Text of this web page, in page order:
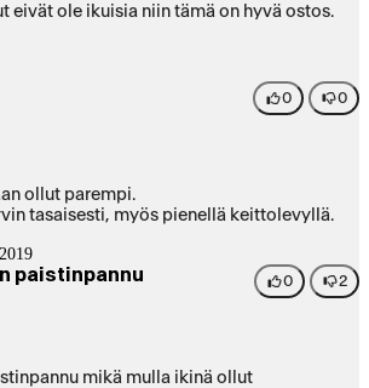
eivät ole ikuisia niin tämä on hyvä ostos.
0 0
ollut parempi.
tasaisesti, myös pienellä keittolevyllä.
paistinpannu 0 2
mikä mulla ikinä ollut